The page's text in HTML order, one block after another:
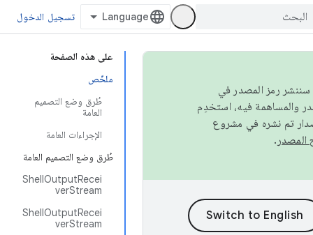
تسجيل الدخول
على هذه الصفحة
ملخّص
طُرق وضع التصميم
العامة
الإجراءات العامة
طُرق وضع التصميم العامة
ShellOutputRecei
verStream
ShellOutputRecei
verStream
سننشر رمز المصدر في
تم نشره في مشروع
.